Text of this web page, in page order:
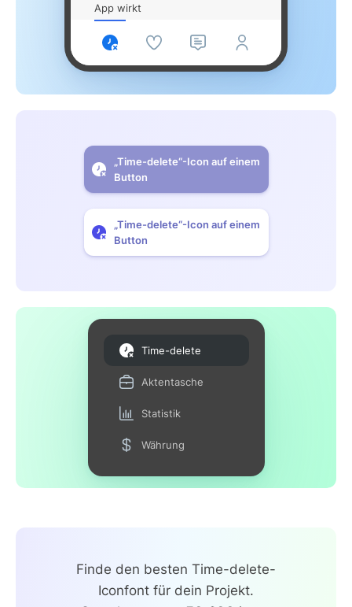
App wirkt
„Time-delete“-Icon auf einem
Button
„Time-delete“-Icon auf einem
Button
Time-delete
Aktentasche
Statistik
Währung
Finde den besten Time-delete-
Iconfont für dein Projekt.